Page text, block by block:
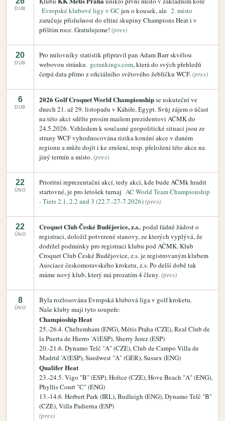
DUB
Evropské klubové ligy v GC jen o kousek, ale 2. místo
zaručuje příslušnost do eltiní skupiny Champions Heat i v
příštím roce. Gratulujeme! (pres)
20
DUB
Pro milovníky statistik připravil pan Adam Barr skvělou
webovou stránku gcrankings.com, která do svých přehledů
čerpá data přímo z oficiálního světového žebříčku WCF.(pres)
6
DUB
2026 Golf Croquet World Championshipse uskuteční ve
dnech 21. až 29. listopadu v Káhiře, Egypt. Svůj zájem o účast
na této akci sdělte prosím mailem prezidentovi AČMK do
24.5.2026. Vzhledem k současné geopolitické situaci jsou ze
strany WCF vyhodnocována rizika konání akce v daném
regionu a může dojít i ke zrušení, resp. přeložení této akce na
jiný termín a místo.(pres)
22
ÚNO
Prioritní reprezentační akcí, tedy akcí, kde bude AČMk hradit
startovné, je pro letošek turnaj AC World Team Championship
- Tiers 2.1, 2.2 and 3 (22.7.-27-7.2026)(pres)
22
ÚNO
Croquet Club České Budějovice, z.s., podal řádně žádost o
registraci, doložil potvrzené stanovy, ze kterých vyplývá, že
dodržel podmínky pro registraci klubu pod AČMK. Klub
Croquet Club České Budějovice, z.s. je registrovaným klubem
Asociace českomoravského kroketu, z.s. Po delší době tak
máme nový klub, který má prozatím 4 členy.(pres)
8
ÚNO
Byla rozlosována Evropská klubová liga v golf kroketu.
Naše kluby mají tyto soupeře:
Champioship Heat
25.-26.4. Cheltemham (ENG), Métis Praha (CZE), Real Club de
la Puerta de Hierro 'A'(ESP), Sherry Jerez (ESP)
20.-21.6. Dynamo Telč "A" (CZE), Club de Campo Villa de
Madrid 'A'(ESP), Suedwest "A" (GER), Sussex (ENG)
Qualifer Heat
23.-24.5. Vigo "B" (ESP), Hořice (CZE), Hove Beach "A" (ENG),
Phyllis Court "C" (ENG)
13.-14.6. Herbert Park (IRL), Budleigh (ENG), Dynamo Telč "B"
(CZE), Villa Padierna (ESP)
(pres)